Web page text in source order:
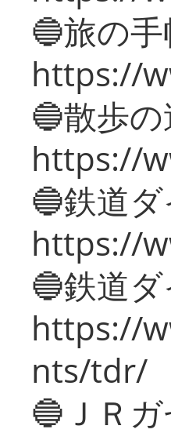
🔵旅の
https://
🔵散歩の
https://
🔵鉄道
https://
🔵鉄道
https://
nts/tdr/
🔵ＪＲガ